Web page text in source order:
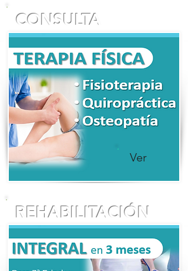
CONSULTA
Ver
REHABILITACIÓN